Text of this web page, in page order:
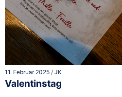
11. Februar 2025 / JK
Valentinstag